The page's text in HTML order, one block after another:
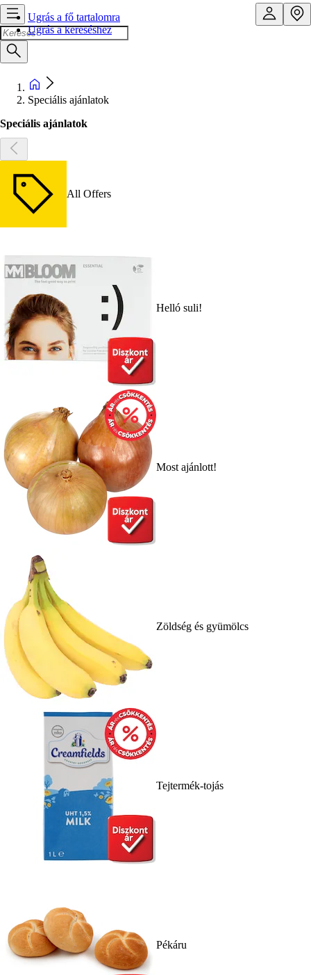
Ugrás a fő tartalomra
Ugrás a kereséshez
Speciális ajánlatok
Speciális ajánlatok
All Offers
Helló suli!
Most ajánlott!
Zöldség és gyümölcs
Tejtermék-tojás
Pékáru